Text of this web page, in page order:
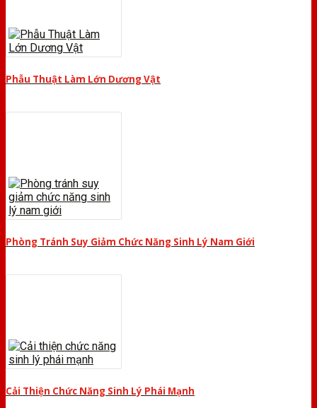
Phẫu Thuật Làm Lớn Dương Vật
Phòng Tránh Suy Giảm Chức Năng Sinh Lý Nam Giới
Cải Thiện Chức Năng Sinh Lý Phái Mạnh